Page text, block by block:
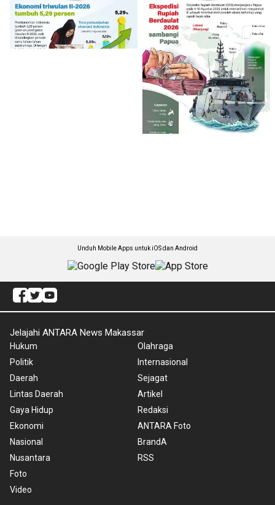
Unduh Mobile Apps untuk iOS dan Android
Jelajahi ANTARA News Makassar
Hukum
Politik
Daerah
Lintas Daerah
Gaya Hidup
Ekonomi
Nasional
Nusantara
Foto
Video
Olahraga
Internasional
Sejagat
Artikel
Redaksi
ANTARA Foto
BrandA
RSS